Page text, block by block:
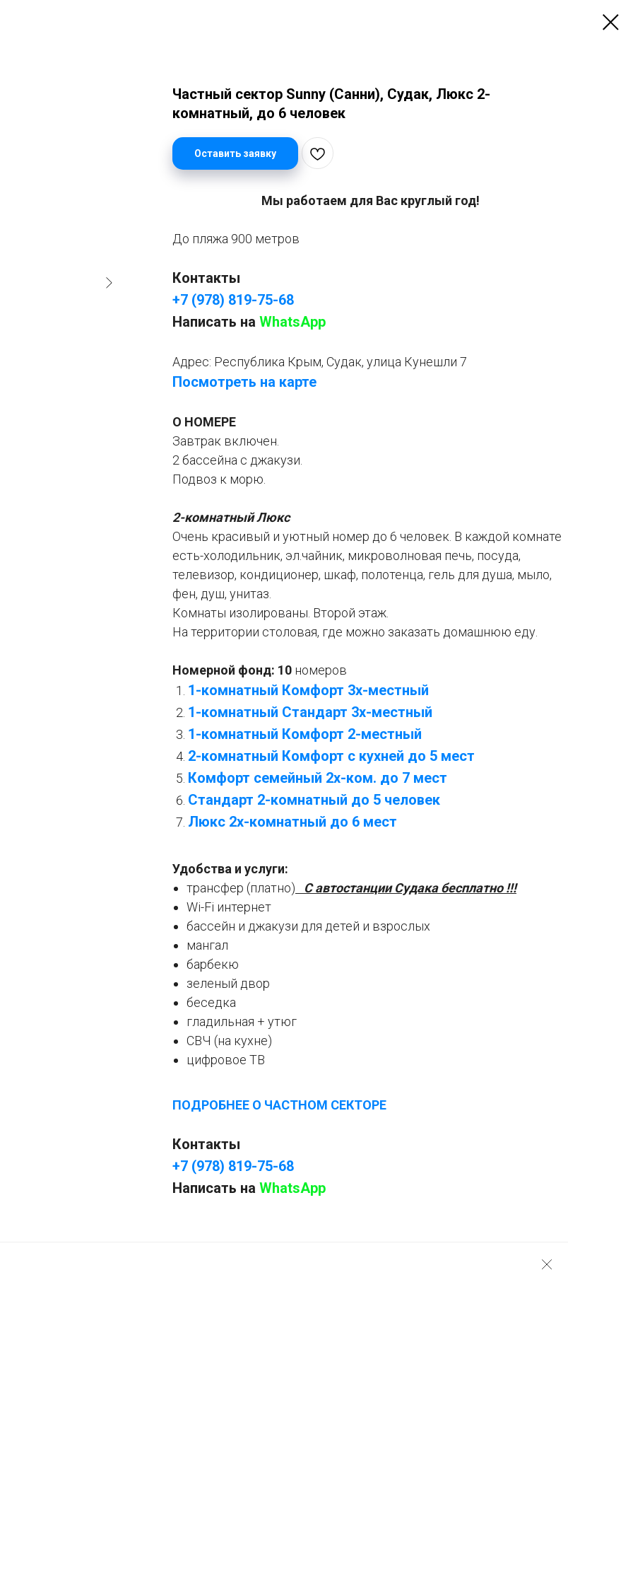
Частный сектор Sunny (Санни), Судак, Люкс 2-
комнатный, до 6 человек
Оставить заявку
Мы работаем для Вас круглый год!
До пляжа 900 метров
Контакты
+7 (978) 819-75-68
Написать на WhatsApp
Адрес: Республика Крым, Судак, улица Кунешли 7
Посмотреть на карте
О НОМЕРЕ
Завтрак включен.
2 бассейна с джакузи.
Подвоз к морю.
2-комнатный Люкс
Очень красивый и уютный номер до 6 человек. В каждой комнате
есть-холодильник, эл.чайник, микроволновая печь, посуда,
телевизор, кондиционер, шкаф, полотенца, гель для душа, мыло,
фен, душ, унитаз.
Комнаты изолированы. Второй этаж.
На территории столовая, где можно заказать домашнюю еду.
Номерной фонд: 10 номеров
1-комнатный Комфорт 3х-местный
1-комнатный Стандарт 3х-местный
1-комнатный Комфорт 2-местный
2-комнатный Комфорт с кухней до 5 мест
Комфорт семейный 2х-ком. до 7 мест
Стандарт 2-комнатный до 5 человек
Люкс 2х-комнатный до 6 мест
Удобства и услуги:
трансфер (платно) С автостанции Судака бесплатно !!!
Wi-Fi интернет
бассейн и джакузи для детей и взрослых
мангал
барбекю
зеленый двор
беседка
гладильная + утюг
СВЧ (на кухне)
цифровое ТВ
ПОДРОБНЕЕ О ЧАСТНОМ СЕКТОРЕ
Контакты
+7 (978) 819-75-68
Написать на WhatsApp